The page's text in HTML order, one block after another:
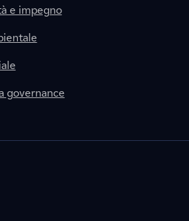
e impegno
governance